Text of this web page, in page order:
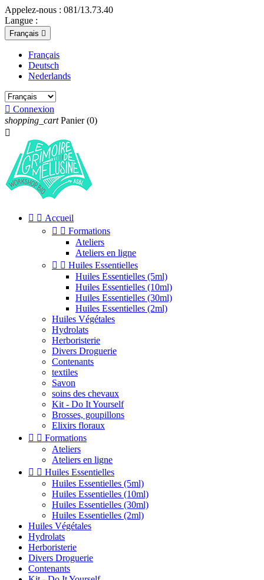
Appelez-nous : 081/13.73.40
Langue :
Français 
Français
Deutsch
Nederlands
 Connexion
shopping_cart Panier (0)

  Accueil
  Formations
Ateliers
Ateliers en ligne
  Huiles Essentielles
Huiles Essentielles (5ml)
Huiles Essentielles (10ml)
Huiles Essentielles (30ml)
Huiles Essentielles (2ml)
Huiles Végétales
Hydrolats
Herboristerie
Divers Droguerie
Contenants
textiles
Savon
soins des chevaux
Kit - Do It Yourself
Brosses, goupillons
Elixirs floraux
  Formations
Ateliers
Ateliers en ligne
  Huiles Essentielles
Huiles Essentielles (5ml)
Huiles Essentielles (10ml)
Huiles Essentielles (30ml)
Huiles Essentielles (2ml)
Huiles Végétales
Hydrolats
Herboristerie
Divers Droguerie
Contenants